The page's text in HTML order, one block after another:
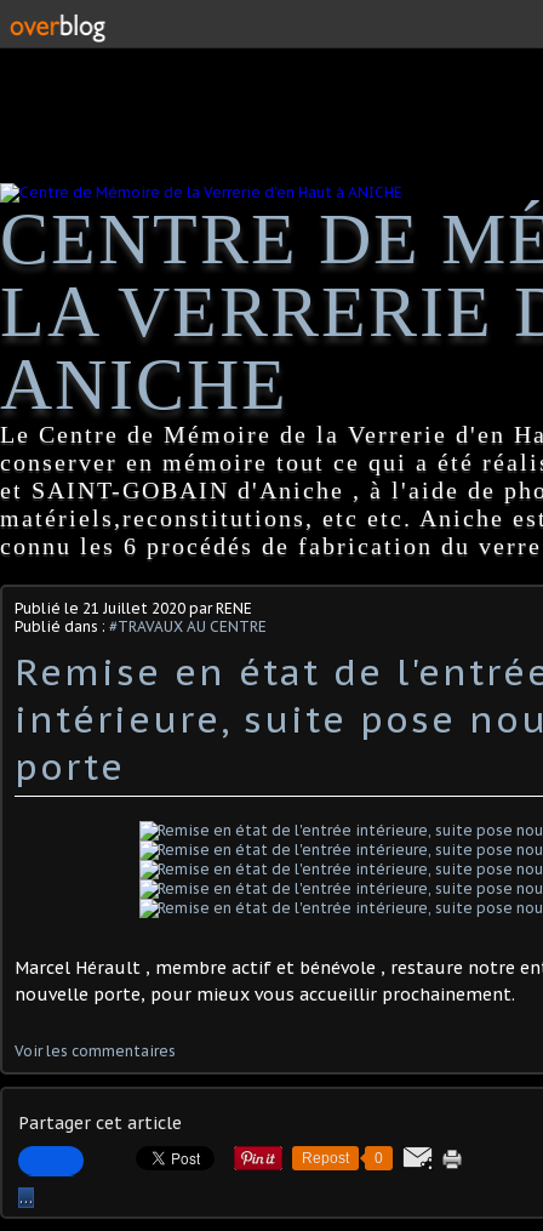
CENTRE DE
LA VERRERIE
ANICHE
Le Centre de Mémoire de la Verrerie d'en
conserver en mémoire tout ce qui a été
et SAINT-GOBAIN d'Aniche , à l'aide de
matériels,reconstitutions, etc etc. Aniche
connu les 6 procédés de fabrication du
Publié le 21 Juillet 2020 par RENE
Publié dans : #TRAVAUX AU CENTRE
Remise en état de
intérieure, suite pose
porte
Marcel Hérault , membre actif et bénévole , restaure notre
nouvelle porte, pour mieux vous accueillir prochainement.
Voir les commentaires
Partager cet article
Repost 0
…